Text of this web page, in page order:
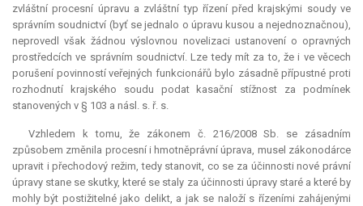
zvláštní procesní úpravu a zvláštní typ řízení před krajskými soudy ve
správním soudnictví (byť se jednalo o úpravu kusou a nejednoznačnou),
neprovedl však žádnou výslovnou novelizaci ustanovení o opravných
prostředcích ve správním soudnictví. Lze tedy mít za to, že i ve věcech
porušení povinností veřejných funkcionářů bylo zásadně přípustné proti
rozhodnutí krajského soudu podat kasační stížnost za podmínek
stanovených v § 103 a násl. s. ř. s.
Vzhledem k tomu, že zákonem č. 216/2008 Sb. se zásadním
způsobem změnila procesní i hmotněprávní úprava, musel zákonodárce
upravit i přechodový režim, tedy stanovit, co se za účinnosti nové právní
úpravy stane se skutky, které se staly za účinnosti úpravy staré a které by
mohly být postižitelné jako delikt, a jak se naloží s řízeními zahájenými